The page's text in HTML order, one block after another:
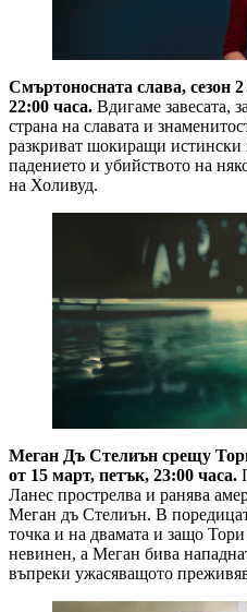
Смъртоносната слава, сезон
22:00 часа. Вдигаме завесата,
страна на славата и
разкриват шокиращи истински
падението и убийството на
на Холивуд.
Меган Дъ Стелиън срещу
от 15 март, петък, 23:00 часа.
Ланес прострелва и ранява
Меган дъ Стелиън. В
точка и на двамата и защо
невинен, а Меган бива
въпреки ужасяващото